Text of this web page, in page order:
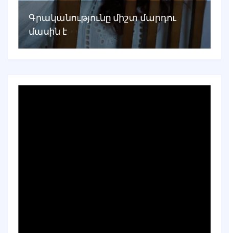
Գրականությունը միշտ մարդու
մասին է